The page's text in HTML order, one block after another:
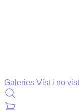
Galeries Vist i no vist